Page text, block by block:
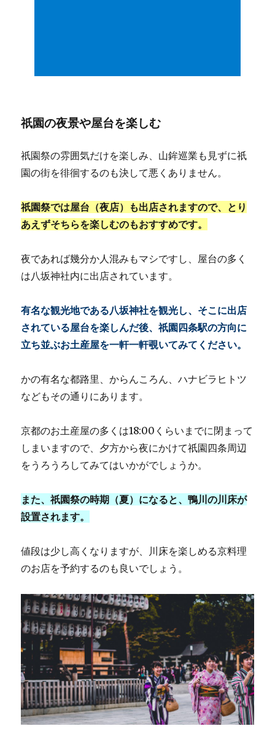
祇園の夜景や屋台を楽しむ
祇園祭の雰囲気だけを楽しみ、山鉾巡業も見ずに祇
園の街を徘徊するのも決して悪くありません。
祇園祭では屋台（夜店）も出店されますので、とり
あえずそちらを楽しむのもおすすめです。
夜であれば幾分か人混みもマシですし、屋台の多く
は八坂神社内に出店されています。
有名な観光地である八坂神社を観光し、そこに出店
されている屋台を楽しんだ後、祇園四条駅の方向に
立ち並ぶお土産屋を一軒一軒覗いてみてください。
かの有名な都路里、からんころん、ハナビラヒトツ
などもその通りにあります。
京都のお土産屋の多くは18:00くらいまでに閉まって
しまいますので、夕方から夜にかけて祇園四条周辺
をうろうろしてみてはいかがでしょうか。
また、祇園祭の時期（夏）になると、鴨川の川床が
設置されます。
値段は少し高くなりますが、川床を楽しめる京料理
のお店を予約するのも良いでしょう。